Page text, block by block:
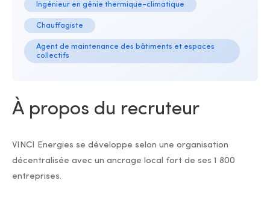
Ingénieur en génie thermique-climatique
Chauffagiste
Agent de maintenance des bâtiments et espaces
collectifs
À propos du recruteur
VINCI Energies se développe selon une organisation
décentralisée avec un ancrage local fort de ses 1 800
entreprises.